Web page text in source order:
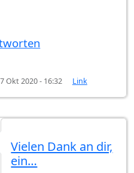
Okt 2020 - 16:32 Link
vonGast (nicht
Vielen Dank an dir,
ein…